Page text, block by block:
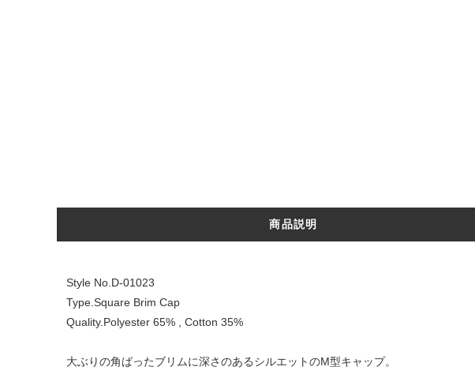
商品説明
Style No.D-01023
Type.Square Brim Cap
Quality.Polyester 65% , Cotton 35%
大ぶりの角ばったブリムに深さのあるシルエットのM型キャップ。